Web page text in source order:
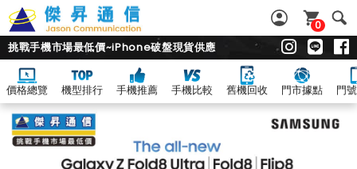
0
挑戰手機市場最低價~iPhone破盤現貨供應
價格總覽 機型排行 手機推薦 手機比較 舊機回收 門市據點 門